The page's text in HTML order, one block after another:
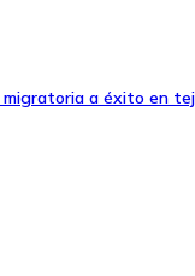
a éxito en